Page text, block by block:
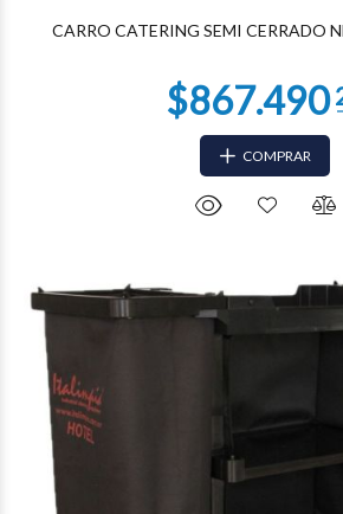
CARRO CATERING SEMI CERRADO
COMPRAR